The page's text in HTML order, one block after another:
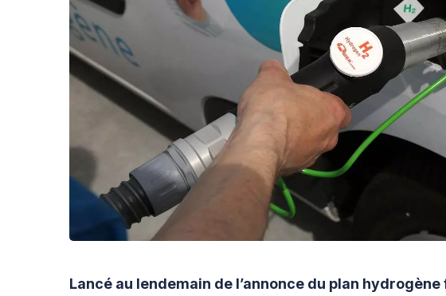
Lancé au lendemain de l’annonce du plan